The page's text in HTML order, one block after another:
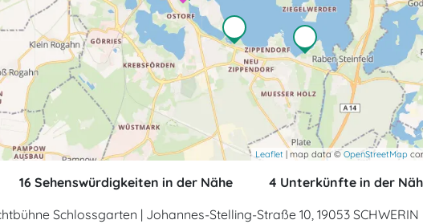
Leaflet | map data © OpenStreetMap
16 Sehenswürdigkeiten in der Nähe
4 Unterkünfte in der
Schlossgarten | Johannes-Stelling-Straße 10, 19053 SCHWERIN